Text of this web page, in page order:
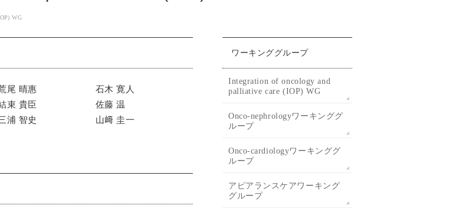
WG
尾 晴惠
石木 寛人
束 貴臣
佐藤 温
浦 智史
山﨑 圭一
ワーキンググループ
Integration of oncology and
palliative care (IOP) WG
Onco-nephrologyワーキンググ
ループ
Onco-cardiologyワーキンググ
ループ
アピアランスケアワーキング
グループ